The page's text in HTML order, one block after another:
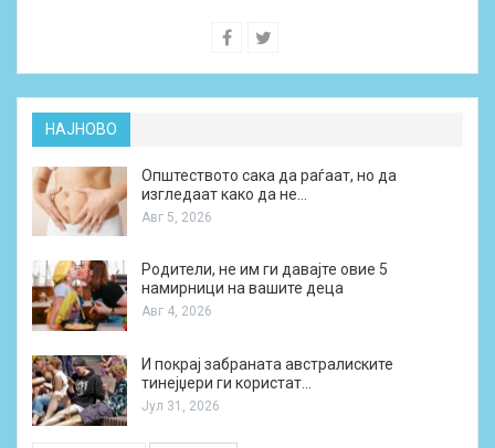
НАЈНОВО
Општеството сака да раѓаат, но да
изгледаат како да не…
Авг 5, 2026
Родители, не им ги давајте овие 5
намирници на вашите деца
Авг 4, 2026
И покрај забраната австралиските
тинејџери ги користат…
Јул 31, 2026